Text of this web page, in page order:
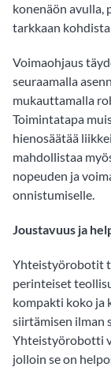
konenäön avulla,
tarkkaan
Voimaohjaus
seuraamalla
mukauttamalla
Toimintatapa
hienosäätää
mahdollistaa
nopeuden ja
onnistumiselle.
Joustavuus ja
Yhteistyörobotit
perinteiset
kompakti koko ja
siirtämisen ilman
Yhteistyörobotti
jolloin se on